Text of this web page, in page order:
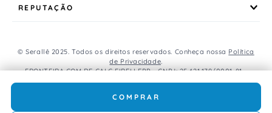
COMPRAR
REPUTAÇÃO
© Serallê 2025. Todos os direitos reservados. Conheça nossa Política
de Privacidade.
FRONTEIRA COM DE CALC EIRELI EPP - CNPJ: 25.421.179/0001-81 -
Avenida Brasil, 456, Centro, CEP: 85.851-000, Foz do Iguaçu, PR, Brasil.
válido é o do carrinho de compras.